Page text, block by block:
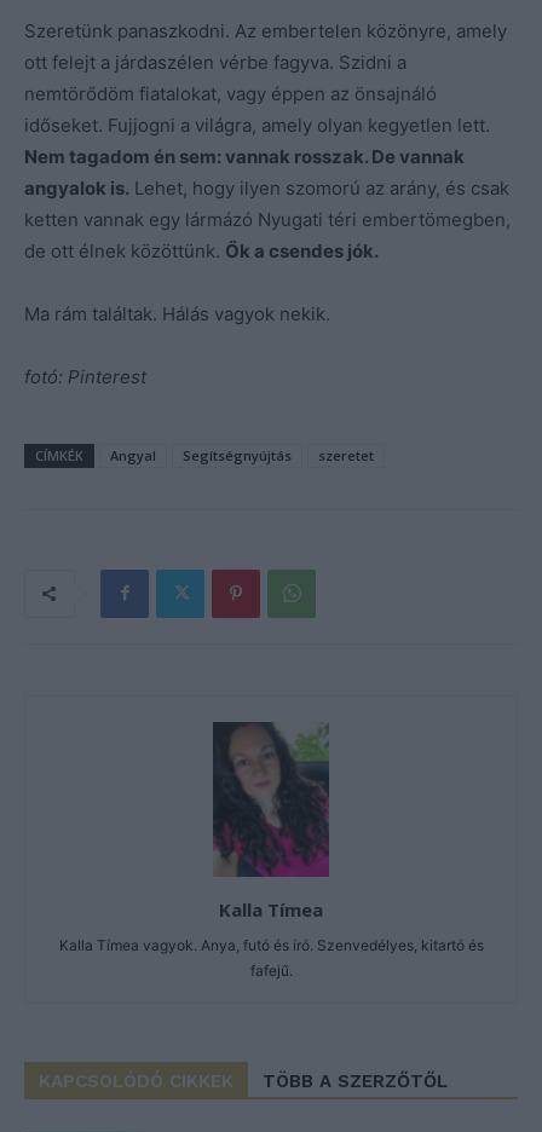
Szeretünk panaszkodni. Az embertelen közönyre, amely
ott felejt a járdaszélen vérbe fagyva. Szidni a
nemtörődöm fiatalokat, vagy éppen az önsajnáló
időseket. Fujjogni a világra, amely olyan kegyetlen lett.
Nem tagadom én sem: vannak rosszak. De vannak
angyalok is. Lehet, hogy ilyen szomorú az arány, és csak
ketten vannak egy lármázó Nyugati téri embertömegben,
de ott élnek közöttünk. Ők a csendes jók.
Ma rám találtak. Hálás vagyok nekik.
fotó: Pinterest
CÍMKÉK Angyal Segítségnyújtás szeretet
Kalla Tímea
Kalla Tímea vagyok. Anya, futó és író. Szenvedélyes, kitartó és
fafejű.
KAPCSOLÓDÓ CIKKEK TÖBB A SZERZŐTŐL